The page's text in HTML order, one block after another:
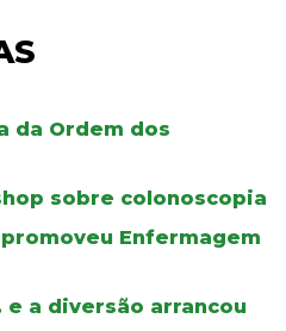
da Ordem dos
sobre colonoscopia
promoveu Enfermagem
e a diversão arrancou